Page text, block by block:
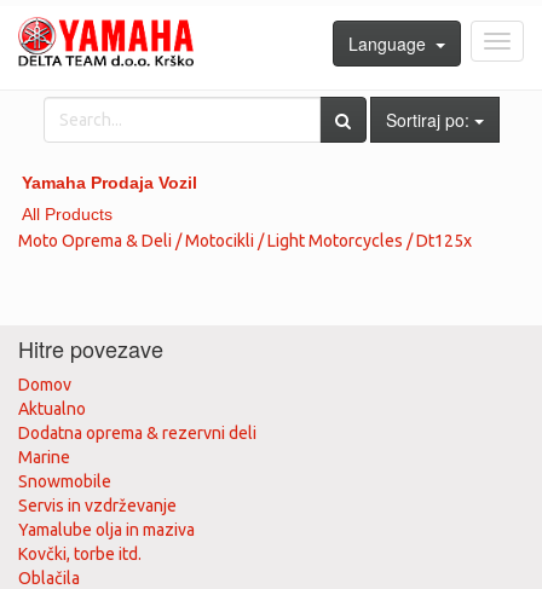
Language
Sortiraj po:
Yamaha Prodaja Vozil
All Products
Moto Oprema & Deli / Motocikli / Light Motorcycles / Dt125x
Hitre povezave
Domov
Aktualno
Dodatna oprema & rezervni deli
Marine
Snowmobile
Servis in vzdrževanje
Yamalube olja in maziva
Kovčki, torbe itd.
Oblačila